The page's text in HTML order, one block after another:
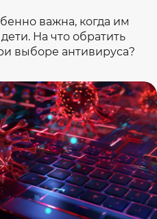
важна, когда им
На что обратить
выборе антивируса?